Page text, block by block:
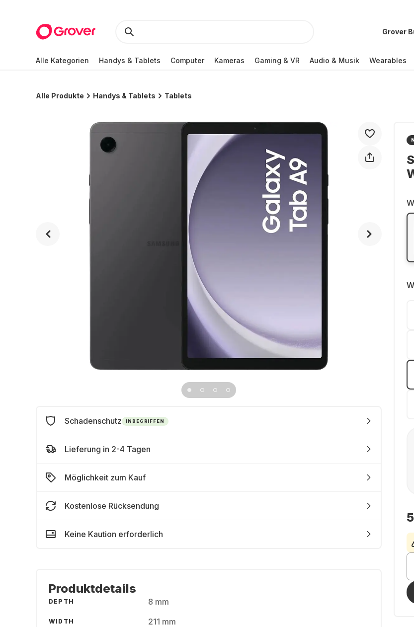
Grover
Alle Kategorien Handys & Tablets Computer Kameras Gaming & VR Audio & Musik Wearables
Alle Produkte Handys & Tablets Tablets
Schadenschutz INBEGRIFFEN
Lieferung in 2-4 Tagen
Möglichkeit zum Kauf
Kostenlose Rücksendung
Keine Kaution erforderlich
Produktdetails
DEPTH 8 mm
WIDTH 211 mm